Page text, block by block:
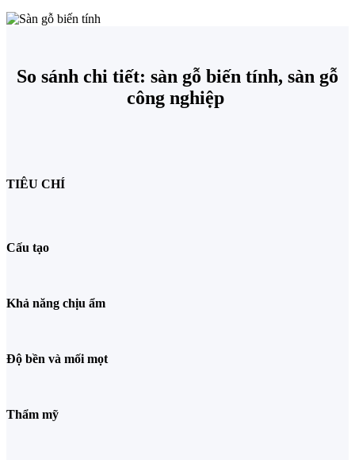
So sánh chi tiết: sàn gỗ biến tính, sàn gỗ
công nghiệp
TIÊU CHÍ
Cấu tạo
Khả năng chịu ẩm
Độ bền và mối mọt
Thẩm mỹ